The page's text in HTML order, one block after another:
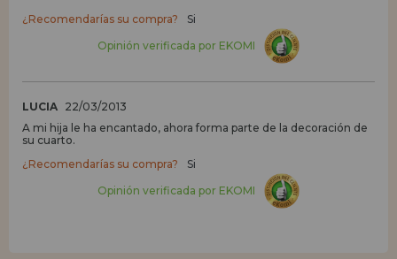
¿Recomendarías su compra?
Si
Opinión verificada por EKOMI
LUCIA 22/03/2013
A mi hija le ha encantado, ahora forma parte de la decoración de
su cuarto.
¿Recomendarías su compra?
Si
Opinión verificada por EKOMI